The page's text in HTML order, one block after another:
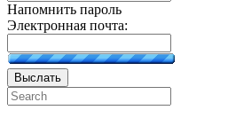
Напомнить пароль
Электронная почта:
Выслать